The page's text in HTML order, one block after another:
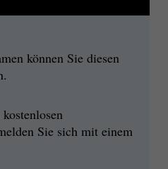
können Sie diesen
Sie sich mit einem